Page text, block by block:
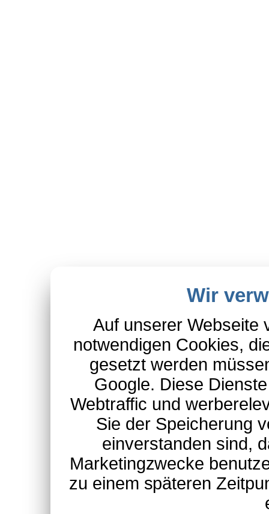
Wir
Auf unserer Webseite
notwendigen Cookies,
gesetzt werden
Google. Diese
Webtraffic und
Sie der Speicherung
einverstanden sind,
Marketingzwecke
zu einem späteren